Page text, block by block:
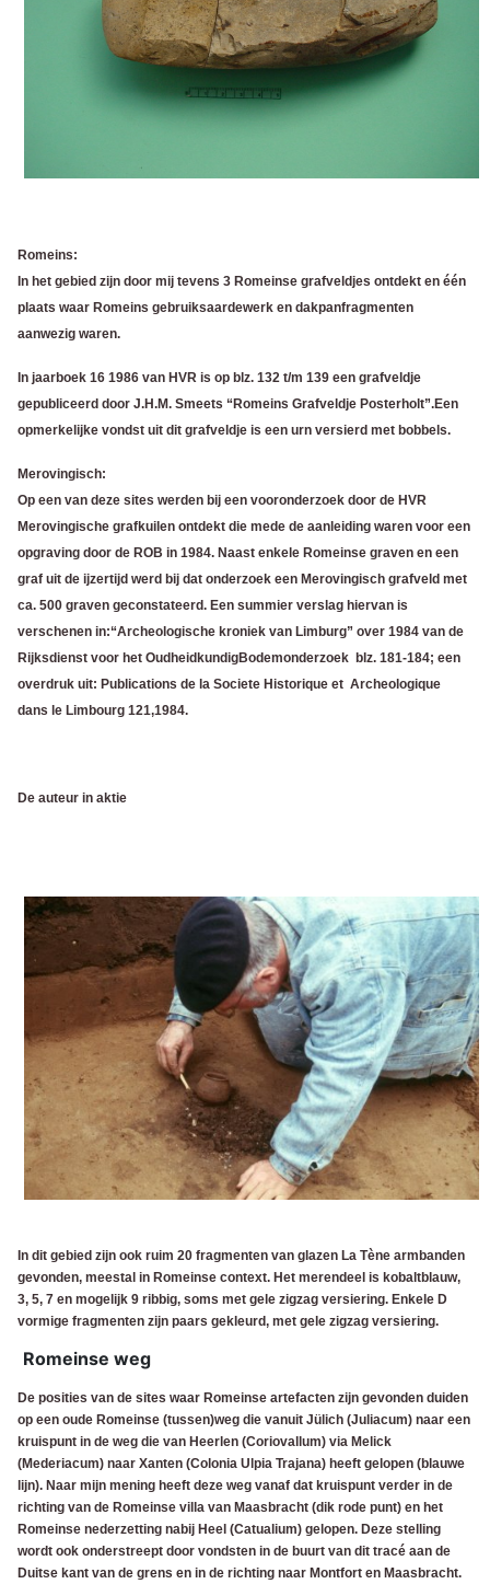
Romeins:
In het gebied zijn door mij tevens 3 Romeinse grafveldjes ontdekt en één
plaats waar Romeins gebruiksaardewerk en dakpanfragmenten
aanwezig waren.
In jaarboek 16 1986 van HVR is op blz. 132 t/m 139 een grafveldje
gepubliceerd door J.H.M. Smeets “Romeins Grafveldje Posterholt”.Een
opmerkelijke vondst uit dit grafveldje is een urn versierd met bobbels.
Merovingisch:
Op een van deze sites werden bij een vooronderzoek door de HVR
Merovingische grafkuilen ontdekt die mede de aanleiding waren voor een
opgraving door de ROB in 1984. Naast enkele Romeinse graven en een
graf uit de ijzertijd werd bij dat onderzoek een Merovingisch grafveld met
ca. 500 graven geconstateerd. Een summier verslag hiervan is
verschenen in:“Archeologische kroniek van Limburg” over 1984 van de
Rijksdienst voor het OudheidkundigBodemonderzoek blz. 181-184; een
overdruk uit: Publications de la Societe Historique et Archeologique
dans le Limbourg 121,1984.
De auteur in aktie
In dit gebied zijn ook ruim 20 fragmenten van glazen La Tène armbanden
gevonden, meestal in Romeinse context. Het merendeel is kobaltblauw,
3, 5, 7 en mogelijk 9 ribbig, soms met gele zigzag versiering. Enkele D
vormige fragmenten zijn paars gekleurd, met gele zigzag versiering.
Romeinse weg
De posities van de sites waar Romeinse artefacten zijn gevonden duiden
op een oude Romeinse (tussen)weg die vanuit Jülich (Juliacum) naar een
kruispunt in de weg die van Heerlen (Coriovallum) via Melick
(Mederiacum) naar Xanten (Colonia Ulpia Trajana) heeft gelopen (blauwe
lijn). Naar mijn mening heeft deze weg vanaf dat kruispunt verder in de
richting van de Romeinse villa van Maasbracht (dik rode punt) en het
Romeinse nederzetting nabij Heel (Catualium) gelopen. Deze stelling
wordt ook onderstreept door vondsten in de buurt van dit tracé aan de
Duitse kant van de grens en in de richting naar Montfort en Maasbracht.